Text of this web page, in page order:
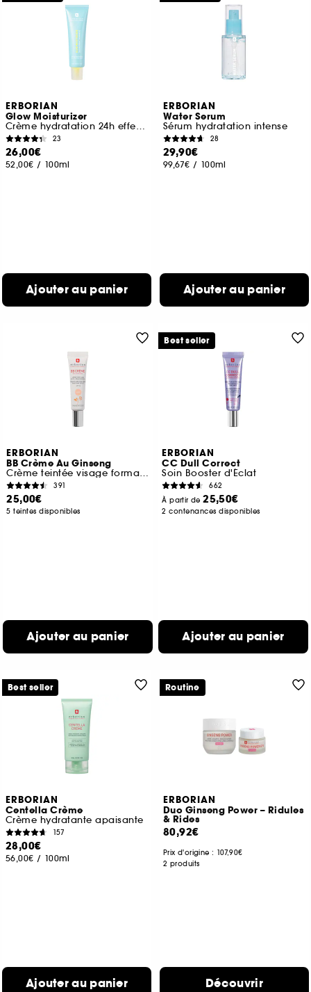
ERBORIAN
Glow Moisturizer
Crème hydratation 24h effet glass skin
23
26,00€
52,00€ / 100ml
Ajouter au panier
ERBORIAN
Water Serum
Sérum hydratation intense
28
29,90€
99,67€ / 100ml
Ajouter au panier
ERBORIAN
BB Crème Au Ginseng
Crème teintée visage format voyage
391
25,00€
5 teintes disponibles
Ajouter au panier
ERBORIAN
CC Dull Correct
Soin Booster d'Éclat
662
À partir de25,50€
2 contenances disponibles
Ajouter au panier
Best seller
ERBORIAN
Centella Crème
Crème hydratante apaisante
157
28,00€
56,00€ / 100ml
Ajouter au panier
Best seller
ERBORIAN
Duo Ginseng Power – Ridules
& Rides
80,92€
Prix d'origine : 107,90€
2 produits
Découvrir
Routine